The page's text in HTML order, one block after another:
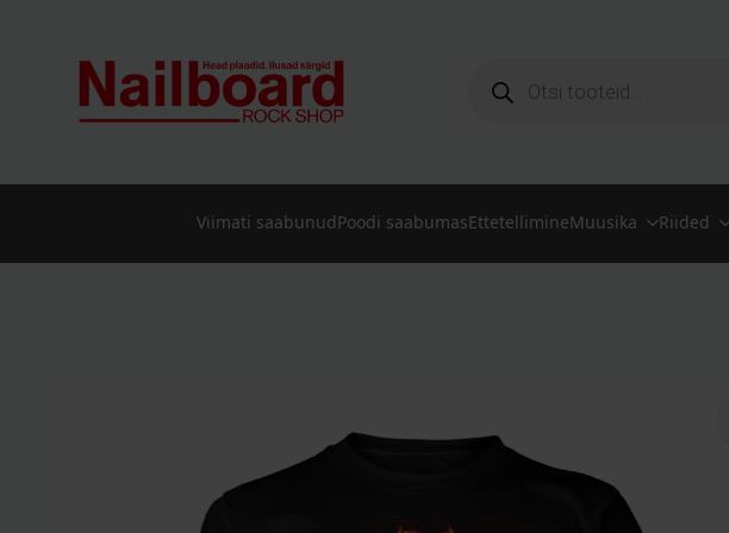
search
Viimati saabunudPoodi saabumasEttetellimineMuusika Riided